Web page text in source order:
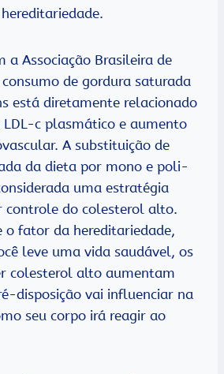
a Associação Brasileira de
de gordura saturada
está diretamente relacionado
LDL-c plasmático e aumento
A substituição de
da dieta por mono e poli-
uma estratégia
controle do colesterol alto.
o fator da hereditariedade,
leve uma vida saudável, os
colesterol alto aumentam
disposição vai influenciar na
seu corpo irá reagir ao